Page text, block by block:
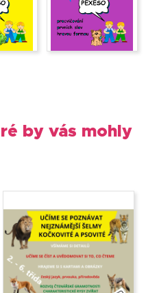
by vás mohly